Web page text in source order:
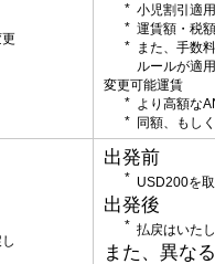
小児割引適
運賃額・税
また、手数
ルールが適
変更可能運賃
より高額な
同額、もし
出発前
USD200を
出発後
払戻はいた
また、異な